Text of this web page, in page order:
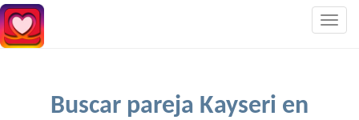
Buscar pareja Kayseri en